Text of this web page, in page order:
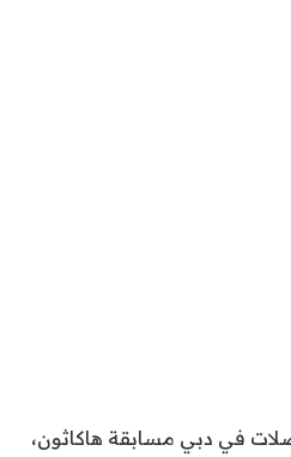
في دبي مسابقة هاكاثون،